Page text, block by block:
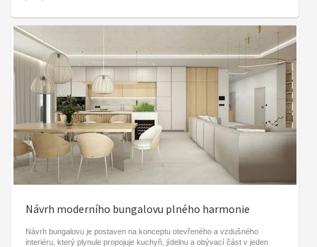
Návrh moderního bungalovu plného harmonie
Návrh bungalovu je postaven na konceptu otevřeného a vzdušného
interiéru, který plynule propojuje kuchyň, jídelnu a obývací část v jeden